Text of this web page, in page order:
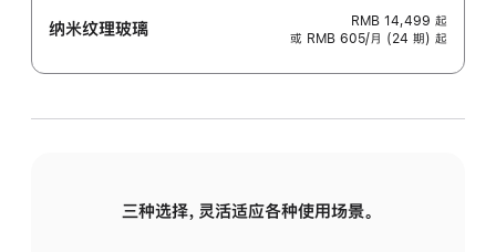
纳米纹理玻璃 RMB 14,499 起
或 RMB 605/月 (24 期) 起
三种选择，灵活适应各种使用场景。